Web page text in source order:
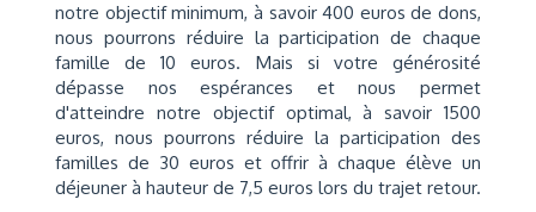
notre objectif minimum, à savoir 400 euros de dons,
nous pourrons réduire la participation de chaque
famille de 10 euros. Mais si votre générosité
dépasse nos espérances et nous permet
d'atteindre notre objectif optimal, à savoir 1500
euros, nous pourrons réduire la participation des
familles de 30 euros et offrir à chaque élève un
déjeuner à hauteur de 7,5 euros lors du trajet retour.